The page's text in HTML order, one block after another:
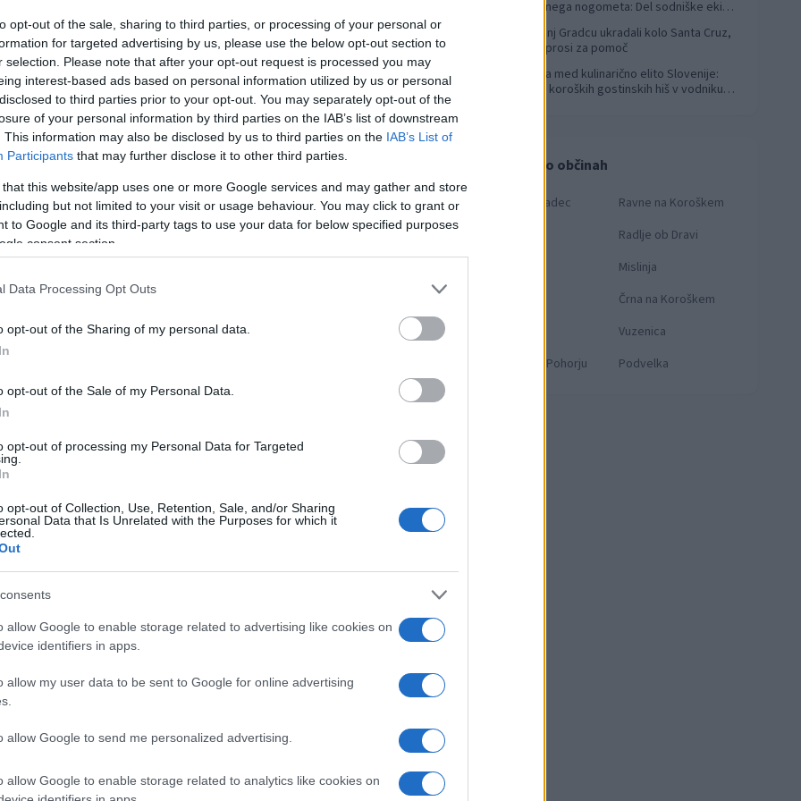
opt-out of the sale, sharing to third parties, or processing of your personal or
for targeted advertising by us, please use the below opt-out section to
selection. Please note that after your opt-out request is processed you may
interest-based ads based on personal information utilized by us or personal
to third parties prior to your opt-out. You may separately opt-out of the
of your personal information by third parties on the IAB’s list of downstream
This information may also be disclosed by us to third parties on the IAB’s List of
Participants that may further disclose it to other third parties.
that this website/app uses one or more Google services and may gather and store
but not limited to your visit or usage behaviour. You may click to grant or
to Google and its third-party tags to use your data for below specified purposes
consent section.
Data Processing Opt Outs
opt-out of the Sharing of my personal data.
opt-out of the Sale of my Personal Data.
opt-out of processing my Personal Data for Targeted
opt-out of Collection, Use, Retention, Sale, and/or Sharing
Data that Is Unrelated with the Purposes for which it
allow Google to enable storage related to advertising like cookies on
identifiers in apps.
allow my user data to be sent to Google for online advertising
allow Google to send me personalized advertising.
allow Google to enable storage related to analytics like cookies on
Simbolična fotografija | FOTO: KNMEDIA
5s področja mejnih zadev in tujcev,
poškodbami in14prometnih nesreč z materialno škodo.
hišo. Storilec je v hišo vlomil skozi pritlično okno.
svetovnega nogometa: Del sodniške ekipe
V Slovenj Gradcu ukradali kolo Santa Cruz,
lastnik prosi za pomoč
Koroška med kulinarično elito Slovenije:
Sedem koroških gostinskih hiš v vodniku
Novice po občinah
Slovenj Gradec
Ravne na Koroškem
Radlje ob Dravi
Mislinja
Črna na Koroškem
Vuzenica
Ribnica na Pohorju
Podvelka